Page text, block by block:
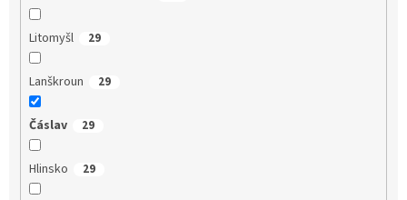
Litomyšl 29
Lanškroun 29
Čáslav 29
Hlinsko 29